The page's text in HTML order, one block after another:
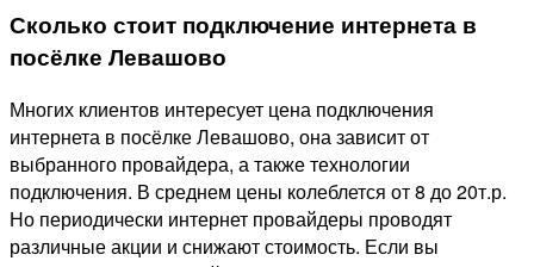
Сколько стоит подключение интернета в
посёлке Левашово
Многих клиентов интересует цена подключения
интернета в посёлке Левашово, она зависит от
выбранного провайдера, а также технологии
подключения. В среднем цены колеблется от 8 до 20т.р.
Но периодически интернет провайдеры проводят
различные акции и снижают стоимость. Если вы